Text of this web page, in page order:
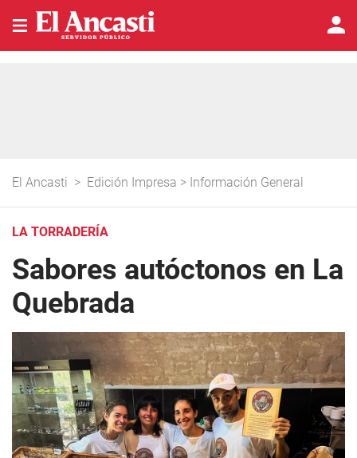
El Ancasti > Edición Impresa > Información General
LA TORRADERÍA
Sabores autóctonos en La
Quebrada